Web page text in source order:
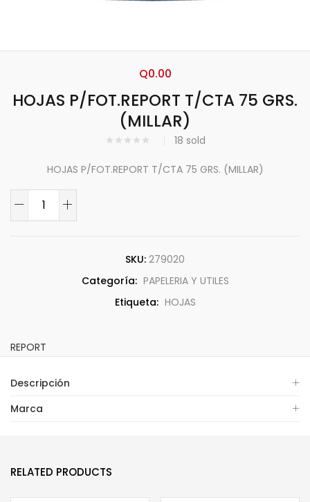
HOJAS P/FOT.REPORT T/CTA 75 GRS.
(MILLAR)
18 sold
Q0.00
HOJAS P/FOT.REPORT T/CTA 75 GRS. (MILLAR)
SKU: 279020
Categoría: PAPELERIA Y UTILES
Etiqueta: HOJAS
REPORT
Descripción
Marca
RELATED PRODUCTS